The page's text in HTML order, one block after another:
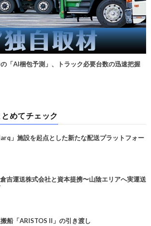
の「AI梱包予測」、トラック必要台数の迅速把握
とめてチェック
」施設を起点とした新たな配送プラットフォー
吉運送株式会社と資本提携〜山陰エリアへ実運送
船「ARISTOS II」の引き渡し